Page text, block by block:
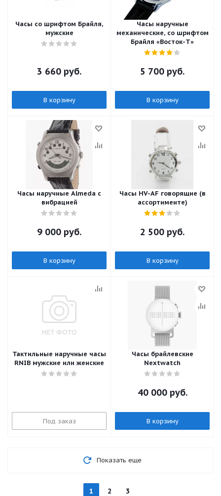
Часы со шрифтом Брайля,
мужские
3 660 руб.
В корзину
Часы наручные
механические, со шрифтом
Брайля «Восток-Т»
5 700 руб.
В корзину
Часы наручные Almeda c
вибрацией
9 000 руб.
В корзину
Часы HV-AF говорящие (в
ассортименте)
2 500 руб.
В корзину
Тактильные наручные часы
RNIB мужские или женские
Под заказ
Часы брайлевские
Nextwatch
40 000руб.
В корзину
Показать еще
1 2 3